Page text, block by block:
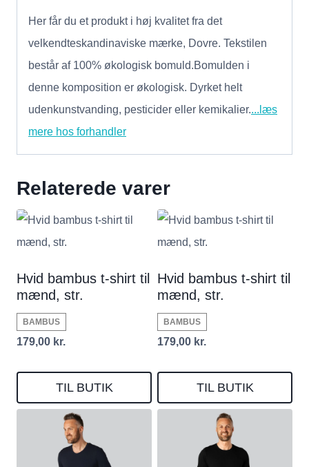
Her får du et produkt i høj kvalitet fra det
velkendteskandinaviske mærke, Dovre. Tekstilen
består af 100% økologisk bomuld.Bomulden i
denne komposition er økologisk. Dyrket helt
udenkunstvanding, pesticider eller kemikalier....læs
mere hos forhandler
Relaterede varer
Hvid bambus t-shirt til
mænd, str.
BAMBUS
179,00 kr.
TIL BUTIK
Hvid bambus t-shirt til
mænd, str.
BAMBUS
179,00 kr.
TIL BUTIK